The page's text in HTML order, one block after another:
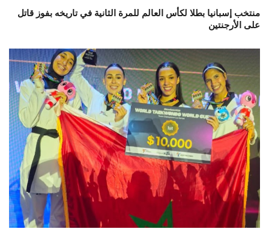
منتخب إسبانيا بطلا لكأس العالم للمرة الثانية في تاريخه بفوز قاتل
على الأرجنتين